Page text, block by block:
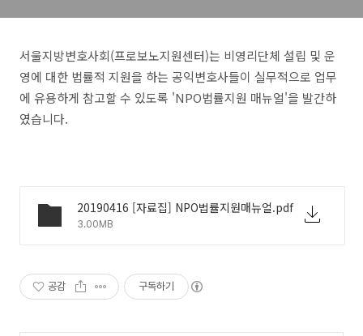
서울지방변호사회(프로보노지원센터)는 비영리단체 설립 및 운
영에 대한 법률적 지원을 하는 공익변호사들이 실무적으로 업무
에 유용하게 참고할 수 있도록 'NPO법률지원 매뉴얼'을 발간하
였습니다.
20190416 [자료집] NPO법률지원매뉴얼.pdf
3.00MB
공감 구독하기